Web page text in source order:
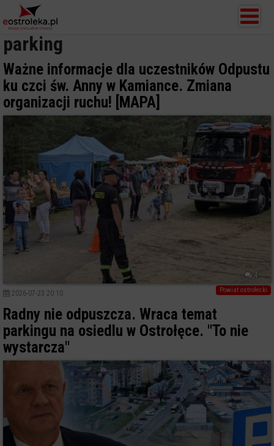
parking
Ważne informacje dla uczestników Odpustu
ku czci św. Anny w Kamiance. Zmiana
organizacji ruchu! [MAPA]
4
Powiat ostrołecki
2026-07-23 20:10
Radny nie odpuszcza. Wraca temat
parkingu na osiedlu w Ostrołęce. "To nie
wystarcza"